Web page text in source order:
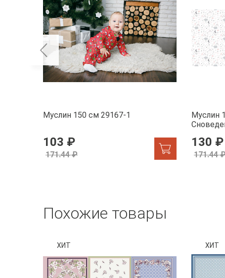
Муслин 150 см 29167-1
103 ₽
171.44 ₽
Муслин
130 ₽
171.44
Похожие товары
ХИТ ХИТ